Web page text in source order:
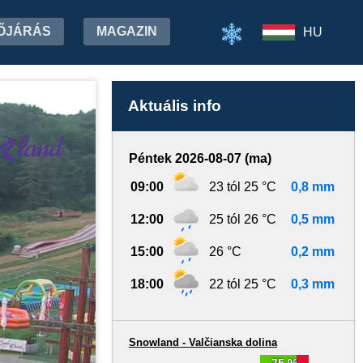
MAGAZIN HU
Aktuális info
Péntek 2026-08-07 (ma)
09:00 23 tól 25 °C 0,8 mm
12:00 25 tól 26 °C 0,5 mm
15:00 26 °C 0,2 mm
18:00 22 tól 25 °C 0,3 mm
Snowland - Valčianska dolina